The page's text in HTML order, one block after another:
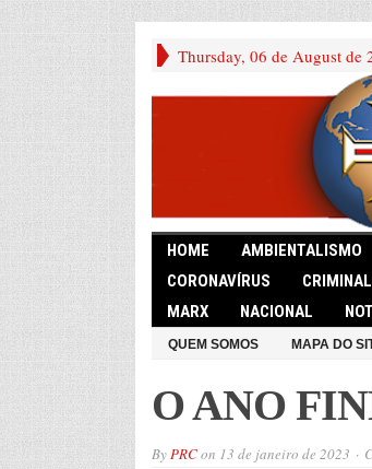
Thursday, 06 de August de
HOME AMBIENTALISMO
CORONAVÍRUS
MARX
NACIONAL
QUEM SOMOS MAPA DO
O ANO
ByPRCon 13 de janeiro de 2023